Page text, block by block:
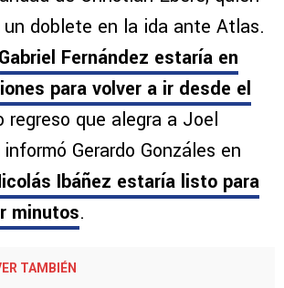
doblete en la ida ante Atlas.
Gabriel Fernández estaría en
para volver a ir desde el
regreso que alegra a Joel
Gerardo Gonzáles en
Ibáñez estaría listo para
minutos.
TAMBIÉN